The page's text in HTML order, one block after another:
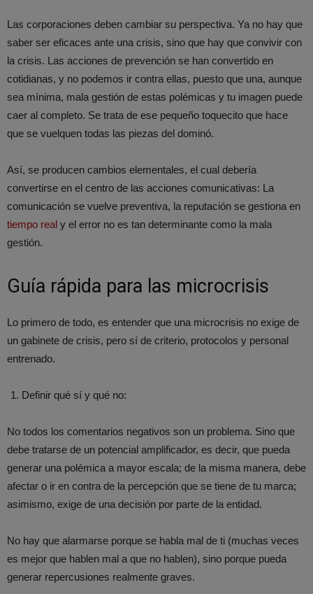
Las corporaciones deben cambiar su perspectiva. Ya no hay que
saber ser eficaces ante una crisis, sino que hay que convivir con
la crisis. Las acciones de prevención se han convertido en
cotidianas, y no podemos ir contra ellas, puesto que una, aunque
sea mínima, mala gestión de estas polémicas y tu imagen puede
caer al completo. Se trata de ese pequeño toquecito que hace
que se vuelquen todas las piezas del dominó.
Así, se producen cambios elementales, el cual debería
convertirse en el centro de las acciones comunicativas: La
comunicación se vuelve preventiva, la reputación se gestiona en
tiempo real y el error no es tan determinante como la mala
gestión.
Guía rápida para las microcrisis
Lo primero de todo, es entender que una microcrisis no exige de
un gabinete de crisis, pero sí de criterio, protocolos y personal
entrenado.
Definir qué sí y qué no:
No todos los comentarios negativos son un problema. Sino que
debe tratarse de un potencial amplificador, es decir, que pueda
generar una polémica a mayor escala; de la misma manera, debe
afectar o ir en contra de la percepción que se tiene de tu marca;
asimismo, exige de una decisión por parte de la entidad.
No hay que alarmarse porque se habla mal de ti (muchas veces
es mejor que hablen mal a que no hablen), sino porque pueda
generar repercusiones realmente graves.